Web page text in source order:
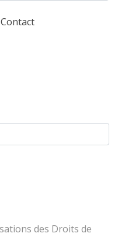
Contact
des Droits de